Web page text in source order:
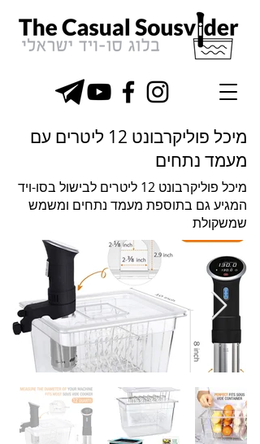
מיכל פוליקרבונט 12 ליטרים עם
מעמד נתחים
מיכל פוליקרבונט 12 ליטרים לבישול בסו-ויד
המגיע גם בתוספת מעמד נתחים ומשמש
שמשקולת